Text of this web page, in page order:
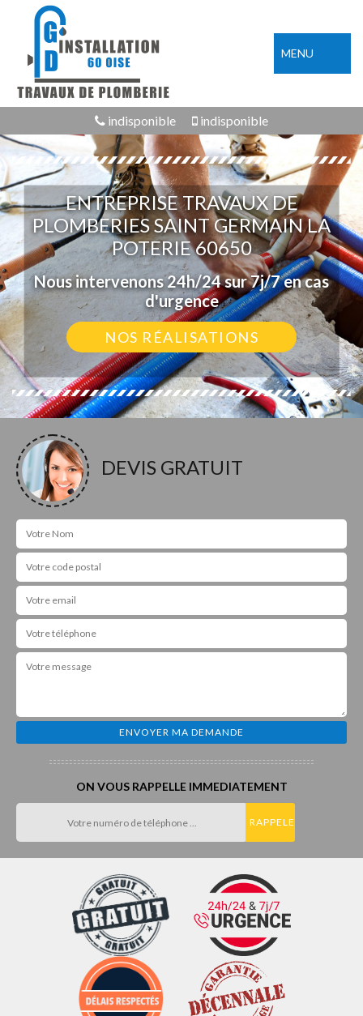
MENU
indisponible indisponible
ENTREPRISE TRAVAUX DE
PLOMBERIES SAINT GERMAIN LA
POTERIE 60650
Nous intervenons 24h/24 sur 7j/7 en cas
d'urgence
NOS RÉALISATIONS
DEVIS GRATUIT
ON VOUS RAPPELLE IMMEDIATEMENT